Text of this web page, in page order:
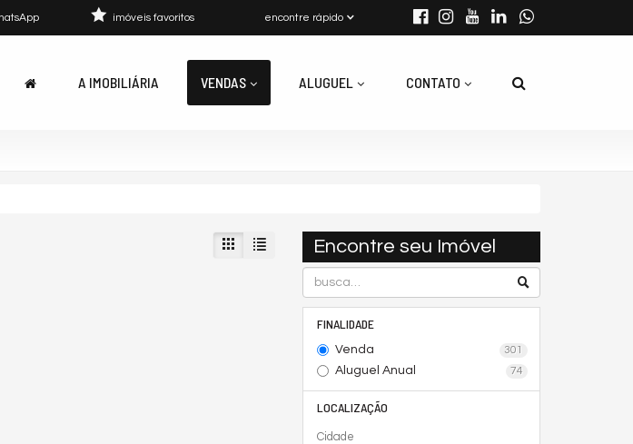
encontre rápido
imóveis favoritos
A IMOBILIÁRIA VENDAS ALUGUEL CONTATO
Encontre seu Imóvel
FINALIDADE
Venda 301
Aluguel Anual 74
LOCALIZAÇÃO
Cidade